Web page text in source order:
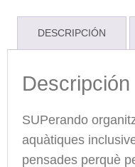
DESCRIPCIÓN
Descripción
SUPerando
aquàtiques
pensades perquè